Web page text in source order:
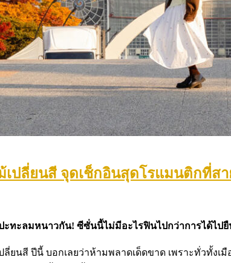
ม้เปลี่ยนสี จุดเช็กอินสุดโรแมนติกที่
ะทะลมหนาวกัน! ซีซั่นนี้ไม่มีอะไรฟินไปกว่าการได้ไ
ยนสี ปีนี้ บอกเลยว่าห้ามพลาดเด็ดขาด เพราะทั่วทั้ง